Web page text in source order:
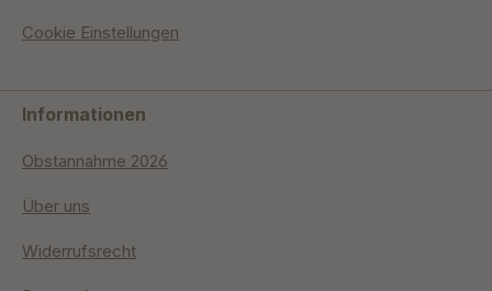
Cookie Einstellungen
Informationen
Obstannahme 2026
Über uns
Widerrufsrecht